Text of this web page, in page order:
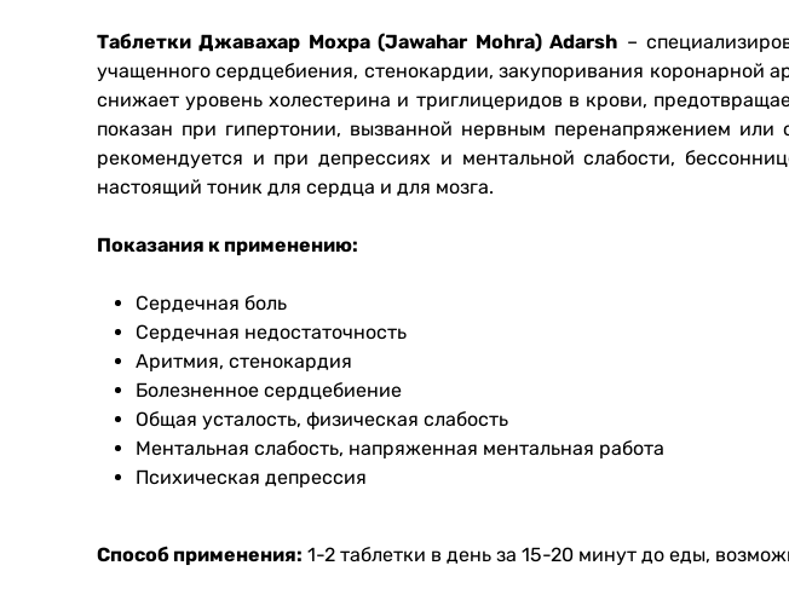
Таблетки Джавахар Мохра (Jawahar Mohra) Adarsh –
учащенного сердцебиения, стенокардии, закупоривания коронарной
снижает уровень холестерина и триглицеридов в крови,
показан при гипертонии, вызванной нервным перенапряжением
рекомендуется и при депрессиях и ментальной слабости,
настоящий тоник для сердца и для мозга.
Показания к применению:
Сердечная боль
Сердечная недостаточность
Аритмия, стенокардия
Болезненное сердцебиение
Общая усталость, физическая слабость
Ментальная слабость, напряженная ментальная работа
Психическая депрессия
Способ применения: 1-2 таблетки в день за 15-20 минут до еды,